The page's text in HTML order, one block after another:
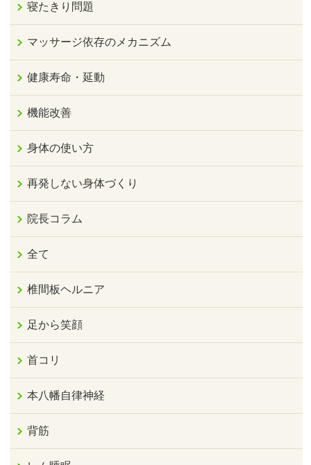
寝たきり問題
マッサージ依存のメカニズム
健康寿命・延動
機能改善
身体の使い方
再発しない身体づくり
院長コラム
全て
椎間板ヘルニア
足から笑顔
首コリ
本八幡自律神経
背筋